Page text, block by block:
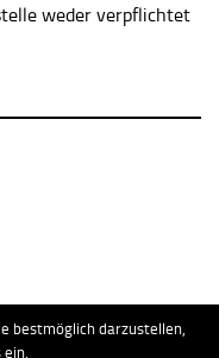
weder verpflichtet
Impressum
bestmöglich darzustellen,